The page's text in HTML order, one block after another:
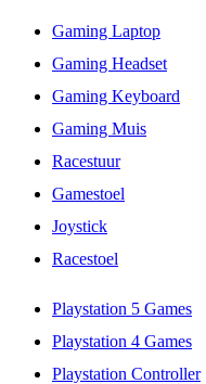
Gaming Laptop
Gaming Headset
Gaming Keyboard
Gaming Muis
Racestuur
Gamestoel
Joystick
Racestoel
Playstation 5 Games
Playstation 4 Games
Playstation Controller